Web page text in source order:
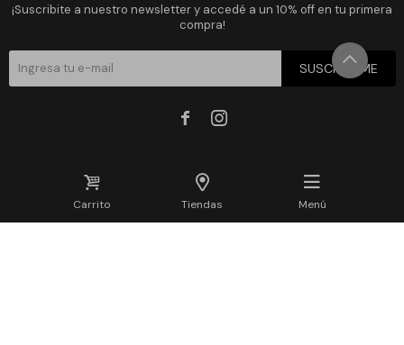
Carrito Tiendas Menú
¡Suscribite a nuestro newsletter y accedé a un 10% off en tu primera
compra!
SUSCRIBIRME
 